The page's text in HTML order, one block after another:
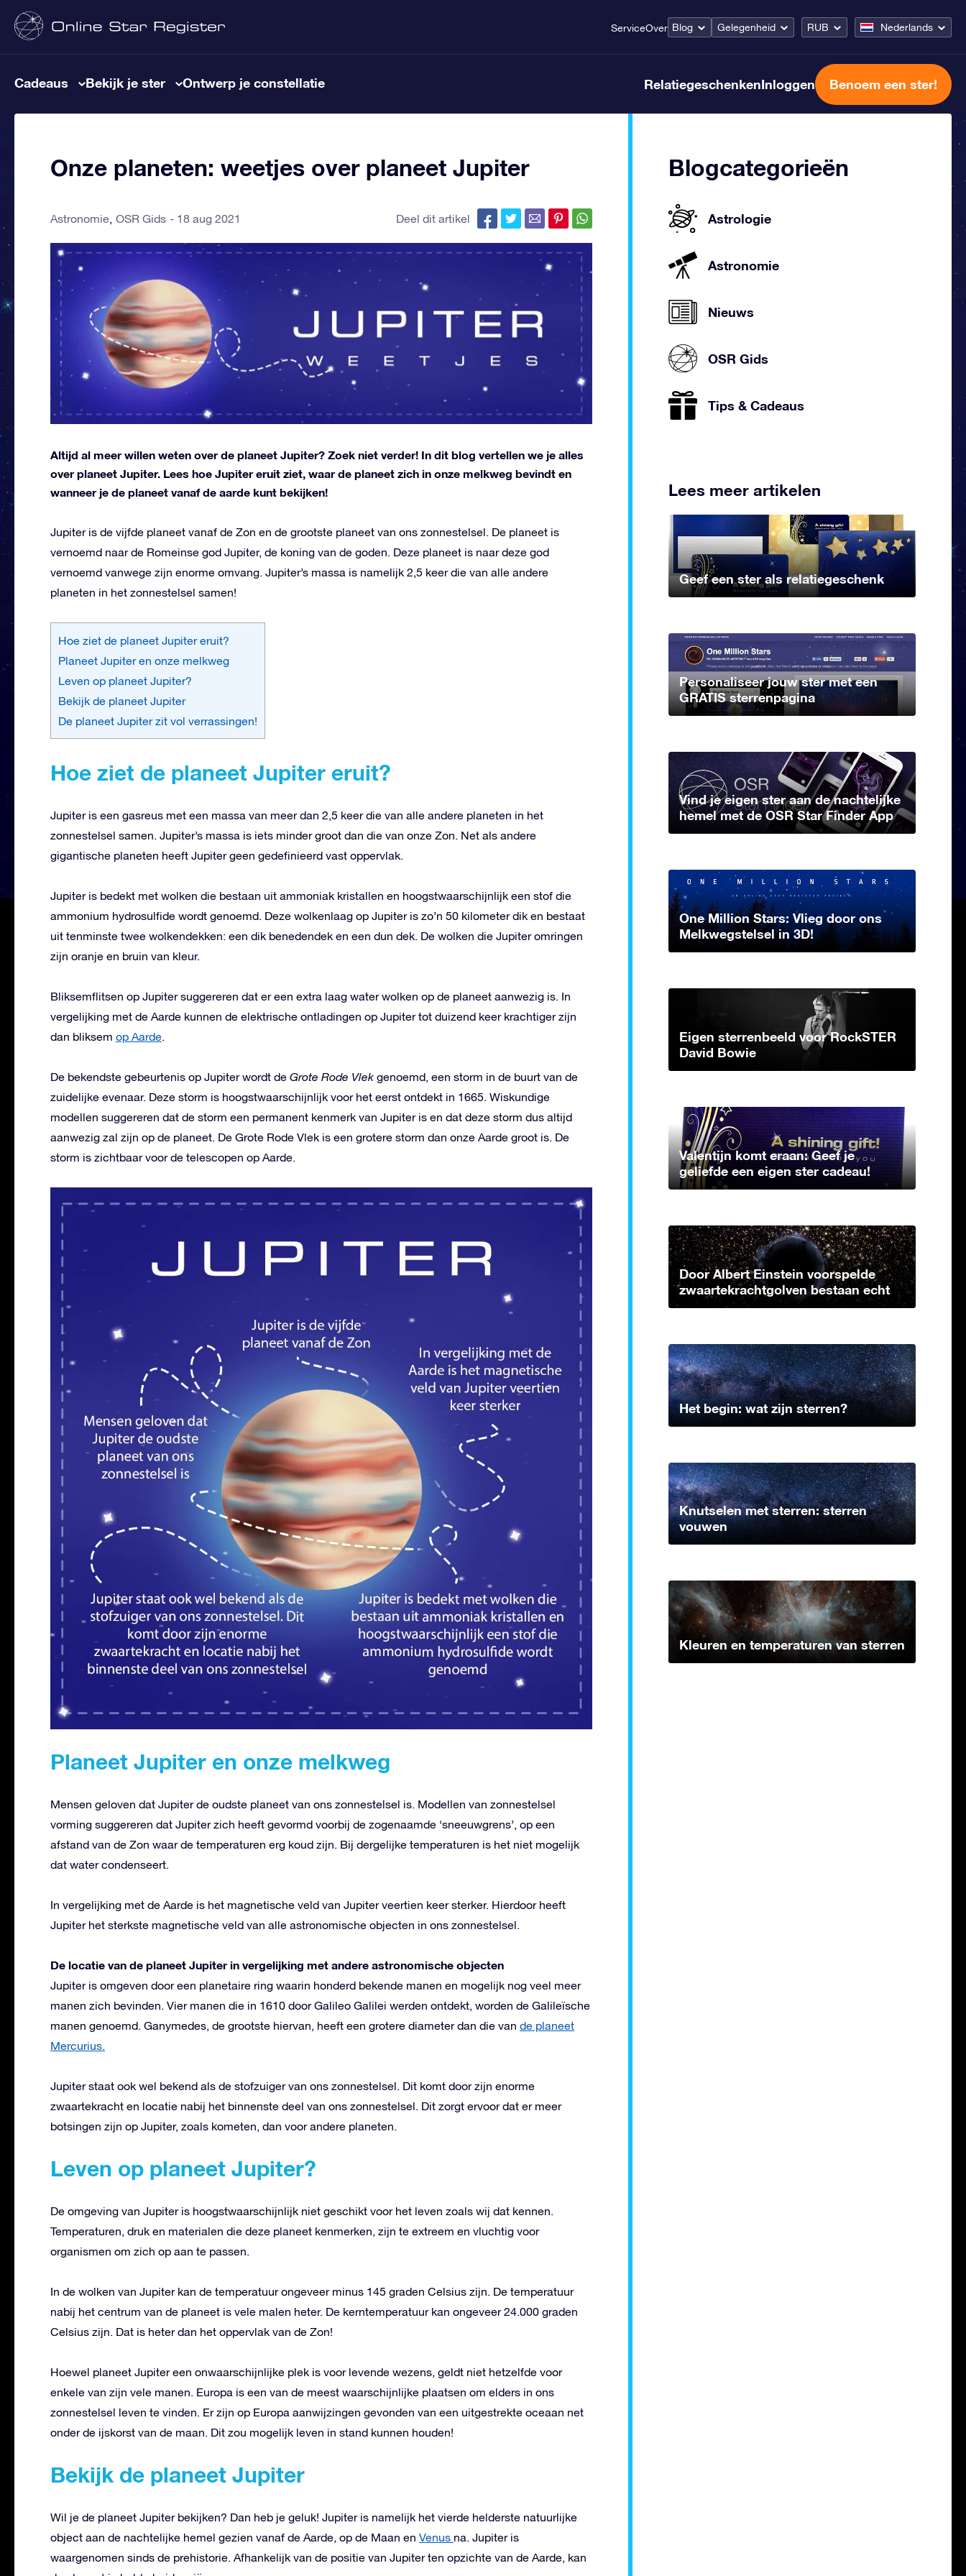
ServiceOver Blog Gelegenheid RUB Nederlands
Cadeaus Bekijk je ster Ontwerp je constellatie RelatiegeschenkenInloggen Benoem een ster!
Onze planeten: weetjes over planeet Jupiter
Astronomie OSR Gids 18 aug 2021 Deel dit artikel
Altijd al meer willen weten over de planeet Jupiter? Zoek niet verder! In dit blog vertellen we je alles
over planeet Jupiter. Lees hoe Jupiter eruit ziet, waar de planeet zich in onze melkweg bevindt en
wanneer je de planeet vanaf de aarde kunt bekijken!
Jupiter is de vijfde planeet vanaf de Zon en de grootste planeet van ons zonnestelsel. De planeet is
vernoemd naar de Romeinse god Jupiter, de koning van de goden. Deze planeet is naar deze god
vernoemd vanwege zijn enorme omvang. Jupiter’s massa is namelijk 2,5 keer die van alle andere
planeten in het zonnestelsel samen!
Hoe ziet de planeet Jupiter eruit?
Planeet Jupiter en onze melkweg
Leven op planeet Jupiter?
Bekijk de planeet Jupiter
De planeet Jupiter zit vol verrassingen!
Hoe ziet de planeet Jupiter eruit?
Jupiter is een gasreus met een massa van meer dan 2,5 keer die van alle andere planeten in het
zonnestelsel samen. Jupiter’s massa is iets minder groot dan die van onze Zon. Net als andere
gigantische planeten heeft Jupiter geen gedefinieerd vast oppervlak.
Jupiter is bedekt met wolken die bestaan uit ammoniak kristallen en hoogstwaarschijnlijk een stof die
ammonium hydrosulfide wordt genoemd. Deze wolkenlaag op Jupiter is zo’n 50 kilometer dik en bestaat
uit tenminste twee wolkendekken: een dik benedendek en een dun dek. De wolken die Jupiter omringen
zijn oranje en bruin van kleur.
Bliksemflitsen op Jupiter suggereren dat er een extra laag water wolken op de planeet aanwezig is. In
vergelijking met de Aarde kunnen de elektrische ontladingen op Jupiter tot duizend keer krachtiger zijn
dan bliksem op Aarde.
De bekendste gebeurtenis op Jupiter wordt de Grote Rode Vlek genoemd, een storm in de buurt van de
zuidelijke evenaar. Deze storm is hoogstwaarschijnlijk voor het eerst ontdekt in 1665. Wiskundige
modellen suggereren dat de storm een permanent kenmerk van Jupiter is en dat deze storm dus altijd
aanwezig zal zijn op de planeet. De Grote Rode Vlek is een grotere storm dan onze Aarde groot is. De
storm is zichtbaar voor de telescopen op Aarde.
Planeet Jupiter en onze melkweg
Mensen geloven dat Jupiter de oudste planeet van ons zonnestelsel is. Modellen van zonnestelsel
vorming suggereren dat Jupiter zich heeft gevormd voorbij de zogenaamde ‘sneeuwgrens’, op een
afstand van de Zon waar de temperaturen erg koud zijn. Bij dergelijke temperaturen is het niet mogelijk
dat water condenseert.
In vergelijking met de Aarde is het magnetische veld van Jupiter veertien keer sterker. Hierdoor heeft
Jupiter het sterkste magnetische veld van alle astronomische objecten in ons zonnestelsel.
De locatie van de planeet Jupiter in vergelijking met andere astronomische objecten
Jupiter is omgeven door een planetaire ring waarin honderd bekende manen en mogelijk nog veel meer
manen zich bevinden. Vier manen die in 1610 door Galileo Galilei werden ontdekt, worden de Galileïsche
manen genoemd. Ganymedes, de grootste hiervan, heeft een grotere diameter dan die van de planeet
Mercurius.
Jupiter staat ook wel bekend als de stofzuiger van ons zonnestelsel. Dit komt door zijn enorme
zwaartekracht en locatie nabij het binnenste deel van ons zonnestelsel. Dit zorgt ervoor dat er meer
botsingen zijn op Jupiter, zoals kometen, dan voor andere planeten.
Leven op planeet Jupiter?
De omgeving van Jupiter is hoogstwaarschijnlijk niet geschikt voor het leven zoals wij dat kennen.
Temperaturen, druk en materialen die deze planeet kenmerken, zijn te extreem en vluchtig voor
organismen om zich op aan te passen.
In de wolken van Jupiter kan de temperatuur ongeveer minus 145 graden Celsius zijn. De temperatuur
nabij het centrum van de planeet is vele malen heter. De kerntemperatuur kan ongeveer 24.000 graden
Celsius zijn. Dat is heter dan het oppervlak van de Zon!
Hoewel planeet Jupiter een onwaarschijnlijke plek is voor levende wezens, geldt niet hetzelfde voor
enkele van zijn vele manen. Europa is een van de meest waarschijnlijke plaatsen om elders in ons
zonnestelsel leven te vinden. Er zijn op Europa aanwijzingen gevonden van een uitgestrekte oceaan net
onder de ijskorst van de maan. Dit zou mogelijk leven in stand kunnen houden!
Bekijk de planeet Jupiter
Wil je de planeet Jupiter bekijken? Dan heb je geluk! Jupiter is namelijk het vierde helderste natuurlijke
object aan de nachtelijke hemel gezien vanaf de Aarde, op de Maan en Venus na. Jupiter is
waargenomen sinds de prehistorie. Afhankelijk van de positie van Jupiter ten opzichte van de Aarde, kan
Blogcategorieën
Astrologie
Astronomie
Nieuws
OSR Gids
Tips & Cadeaus
Lees meer artikelen
Geef een ster als relatiegeschenk
Personaliseer jouw ster met een
GRATIS sterrenpagina
Vind je eigen ster aan de nachtelijke
hemel met de OSR Star Finder App
One Million Stars: Vlieg door ons
Melkwegstelsel in 3D!
Eigen sterrenbeeld voor RockSTER
David Bowie
Valentijn komt eraan: Geef je
geliefde een eigen ster cadeau!
Door Albert Einstein voorspelde
zwaartekrachtgolven bestaan echt
Het begin: wat zijn sterren?
Knutselen met sterren: sterren
vouwen
Kleuren en temperaturen van sterren